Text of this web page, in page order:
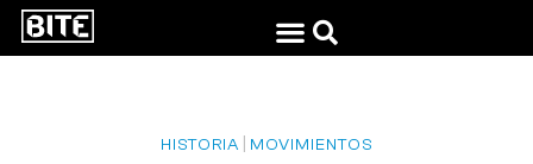
HISTORIA MOVIMIENTOS